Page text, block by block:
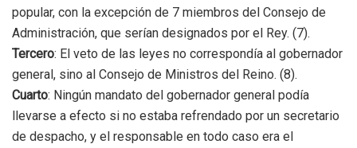
popular, con la excepción de 7 miembros del Consejo de
Administración, que serían designados por el Rey. (7).
Tercero: El veto de las leyes no correspondía al gobernador
general, sino al Consejo de Ministros del Reino. (8).
Cuarto: Ningún mandato del gobernador general podía
llevarse a efecto si no estaba refrendado por un secretario
de despacho, y el responsable en todo caso era el